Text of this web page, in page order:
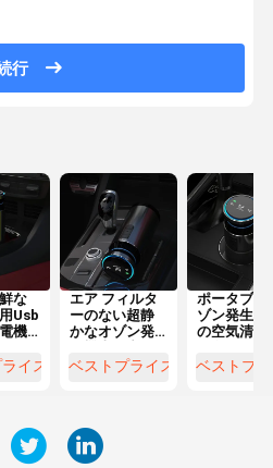
行
な
Usb
機
清
イス
エア フィルタ
ーのない超静
かなオゾン発
清浄器
ベストプライス
ポータブル
ゾン発生器
の空気清浄
ムアルデヒ
ベストプ